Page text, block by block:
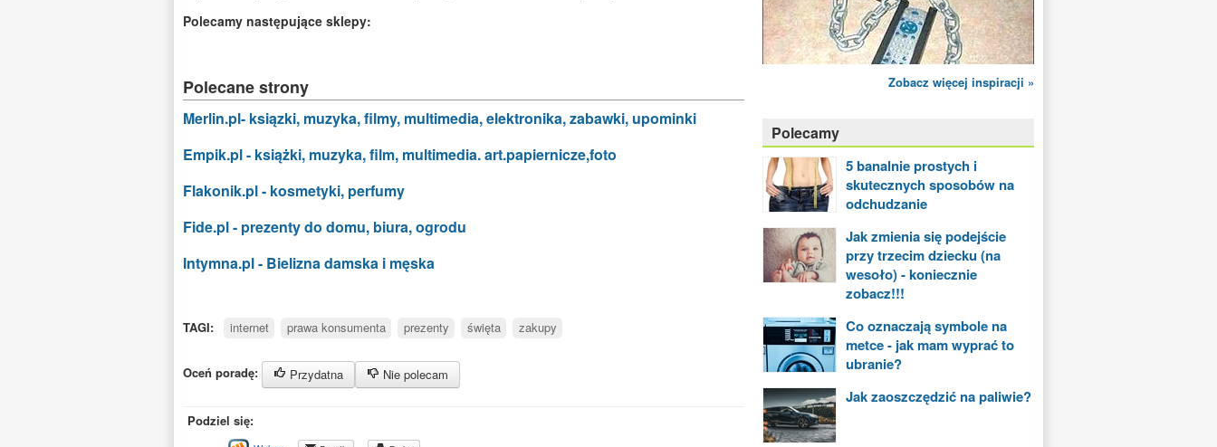
Polecamy następujące sklepy:
Polecane strony
Merlin.pl- ksiązki, muzyka, filmy, multimedia, elektronika, zabawki, upominki
Empik.pl - książki, muzyka, film, multimedia. art.papiernicze,foto
Flakonik.pl - kosmetyki, perfumy
Fide.pl - prezenty do domu, biura, ogrodu
Intymna.pl - Bielizna damska i męska
TAGI: internet prawa konsumenta prezenty święta zakupy
Oceń poradę: Przydatna Nie polecam
Podziel się:
Zobacz więcej inspiracji »
Polecamy
5 banalnie prostych i
skutecznych sposobów na
odchudzanie
Jak zmienia się podejście
przy trzecim dziecku (na
wesoło) - koniecznie
zobacz!!!
Co oznaczają symbole na
metce - jak mam wyprać to
ubranie?
Jak zaoszczędzić na paliwie?